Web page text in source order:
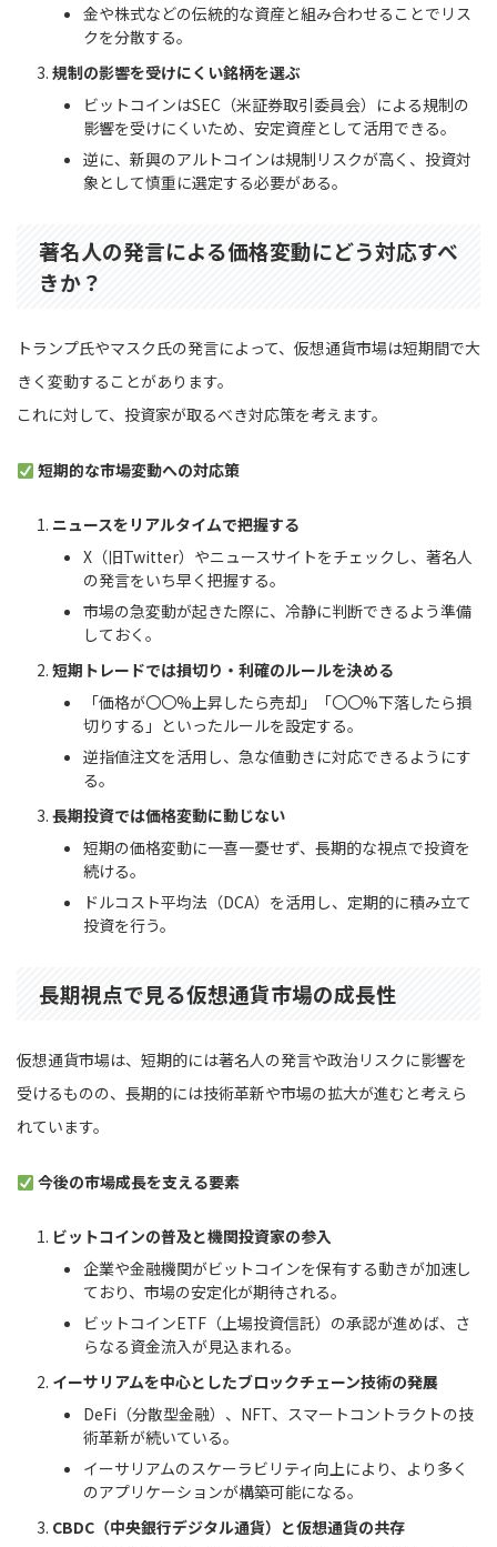
金や株式などの伝統的な資産と組み合わせることでリス
クを分散する。
規制の影響を受けにくい銘柄を選ぶ
ビットコインはSEC（米証券取引委員会）による規制の
影響を受けにくいため、安定資産として活用できる。
逆に、新興のアルトコインは規制リスクが高く、投資対
象として慎重に選定する必要がある。
著名人の発言による価格変動にどう対応すべ
きか？
トランプ氏やマスク氏の発言によって、仮想通貨市場は短期間で大
きく変動することがあります。
これに対して、投資家が取るべき対応策を考えます。
短期的な市場変動への対応策
ニュースをリアルタイムで把握する
X（旧Twitter）やニュースサイトをチェックし、著名人
の発言をいち早く把握する。
市場の急変動が起きた際に、冷静に判断できるよう準備
しておく。
短期トレードでは損切り・利確のルールを決める
「価格が〇〇%上昇したら売却」「〇〇%下落したら損
切りする」といったルールを設定する。
逆指値注文を活用し、急な値動きに対応できるようにす
る。
長期投資では価格変動に動じない
短期の価格変動に一喜一憂せず、長期的な視点で投資を
続ける。
ドルコスト平均法（DCA）を活用し、定期的に積み立て
投資を行う。
長期視点で見る仮想通貨市場の成長性
仮想通貨市場は、短期的には著名人の発言や政治リスクに影響を
受けるものの、長期的には技術革新や市場の拡大が進むと考えら
れています。
今後の市場成長を支える要素
ビットコインの普及と機関投資家の参入
企業や金融機関がビットコインを保有する動きが加速し
ており、市場の安定化が期待される。
ビットコインETF（上場投資信託）の承認が進めば、さ
らなる資金流入が見込まれる。
イーサリアムを中心としたブロックチェーン技術の発展
DeFi（分散型金融）、NFT、スマートコントラクトの技
術革新が続いている。
イーサリアムのスケーラビリティ向上により、より多く
のアプリケーションが構築可能になる。
CBDC（中央銀行デジタル通貨）と仮想通貨の共存